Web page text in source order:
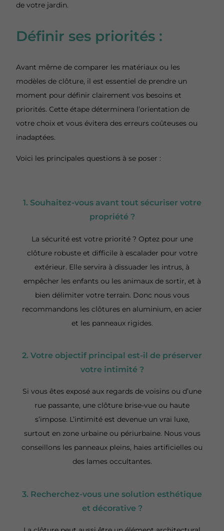
de votre jardin.
Définir ses priorités :
Avant même de comparer les matériaux ou les
modèles de clôture, il est essentiel de prendre un
moment pour définir clairement vos besoins et
priorités. Cette étape déterminera l’orientation de
votre choix et vous évitera des erreurs coûteuses ou
inadaptées.
Voici les principales questions à se poser :
1. Souhaitez-vous avant tout sécuriser votre
propriété ?
La sécurité est votre priorité ? Optez pour une
clôture robuste et difficile à escalader pour votre
extérieur. Elle servira à dissuader les intrus, à
empêcher les enfants ou les animaux de sortir, et à
bien délimiter votre terrain. Donc nous vous
recommandons les clôtures en aluminium, en acier
et les panneaux rigides.
2. Votre objectif principal est-il de préserver
votre intimité ?
Si vous êtes exposé aux regards de voisins ou d’une
rue passante, une clôture brise-vue ou haute
s’impose. L’intimité est devenue un vrai luxe,
surtout en zone urbaine ou périurbaine. Nous vous
conseillons les panneaux pleins, haies artificielles ou
des lames occultantes.
3. Recherchez-vous une solution esthétique
et décorative ?